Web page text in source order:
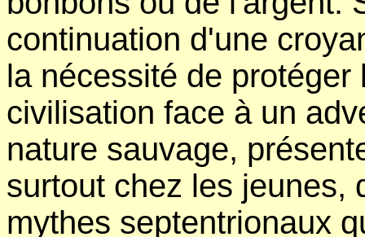
continuation d'une
la nécessité de
civilisation face à un
nature sauvage,
surtout chez les jeunes,
mythes septentrionaux